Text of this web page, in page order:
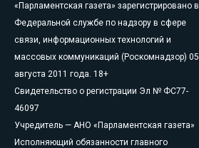
«Парламентская газета» зарегистрировано в
Федеральной службе по надзору в сфере
связи, информационных технологий и
массовых коммуникаций (Роскомнадзор) 05
августа 2011 года. 18+
Свидетельство о регистрации Эл № ФС77-
46097
Учредитель — АНО «Парламентская газета»
Исполняющий обязанности главного